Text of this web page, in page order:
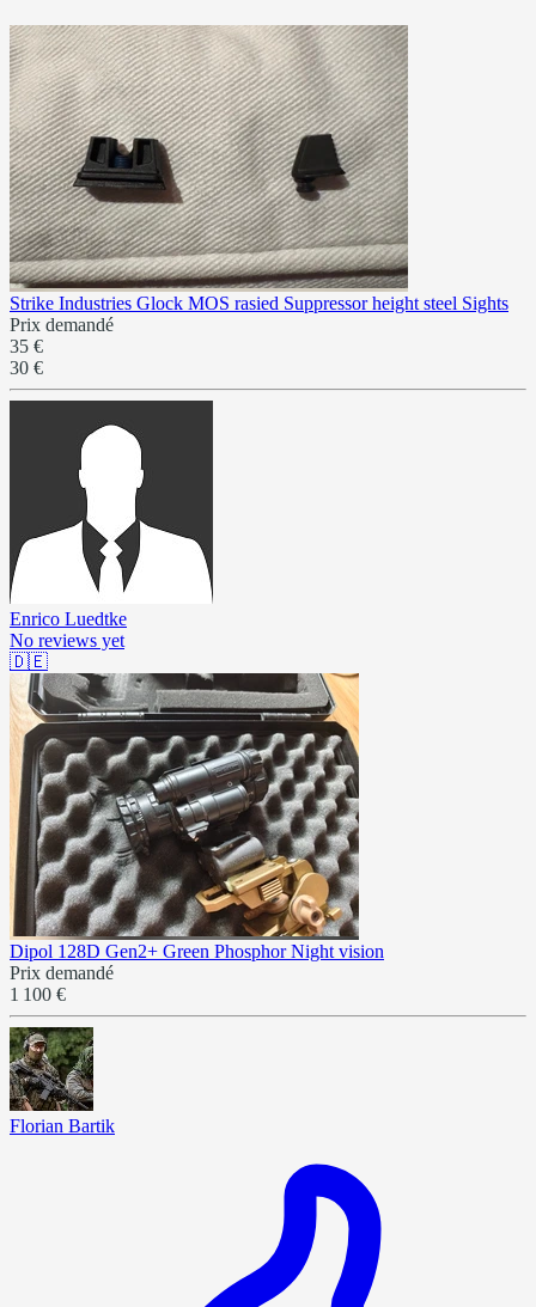
Strike Industries Glock MOS rasied Suppressor height steel Sights
Prix demandé
35 €
30 €
Enrico Luedtke
No reviews yet
🇩🇪
Dipol 128D Gen2+ Green Phosphor Night vision
Prix demandé
1 100 €
Florian Bartik